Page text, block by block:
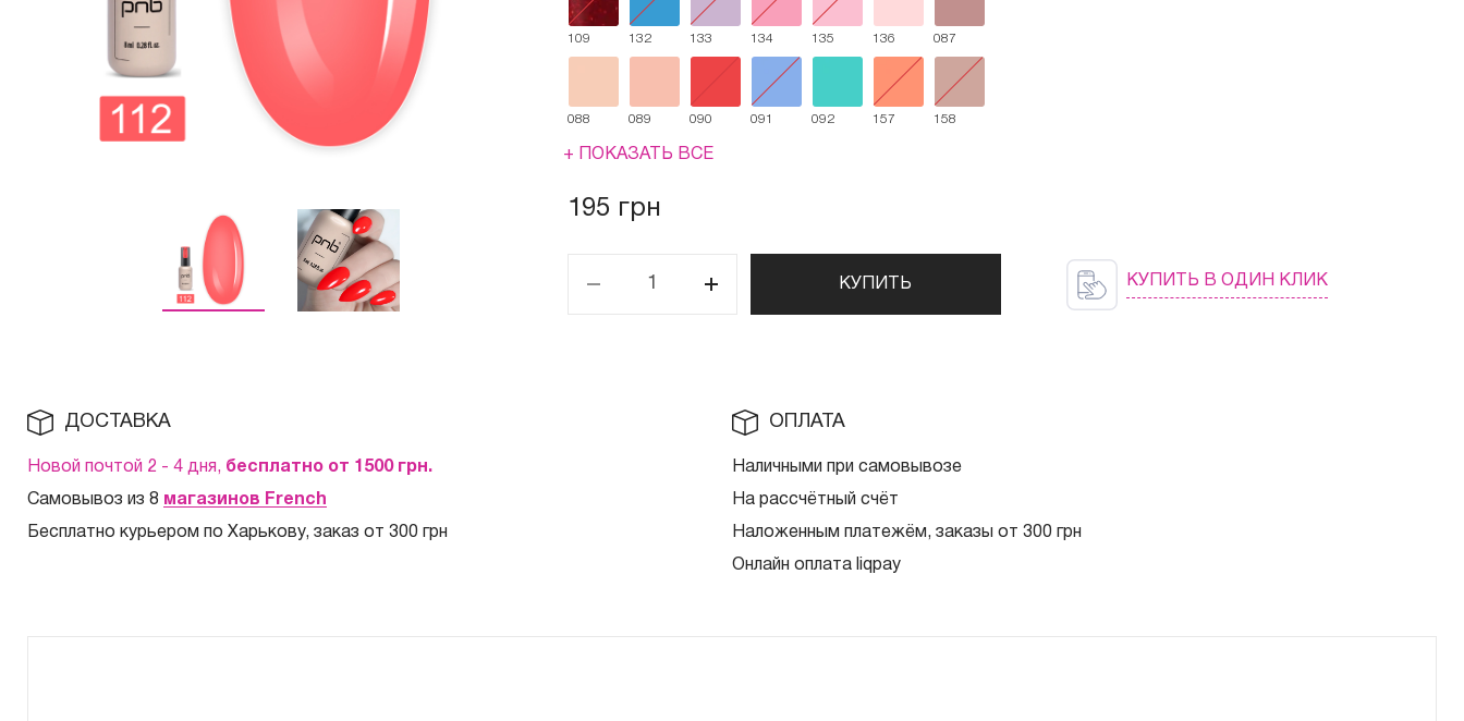
109 132 133 134 135 136 087
088 089 090 091 092 157 158
+ ПОКАЗАТЬ ВСЕ
195 грн
КУПИТЬ КУПИТЬ В ОДИН КЛИК
ДОСТАВКА
Новой почтой 2 - 4 дня, бесплатно от 1500 грн.
Самовывоз из 8 магазинов French
Бесплатно курьером по Харькову, заказ от 300 грн
ОПЛАТА
Наличными при самовывозе
На рассчётный счёт
Наложенным платежём, заказы от 300 грн
Онлайн оплата liqpay